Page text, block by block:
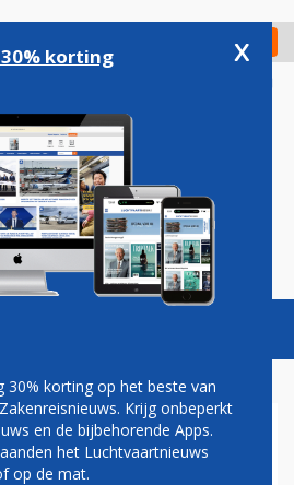
Check in
Podcasts Vacatures
korting x
30% korting op het beste van
Krijg onbeperkt
en de bijbehorende Apps.
het Luchtvaartnieuws
op de mat.